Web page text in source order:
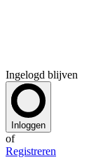
Ingelogd blijven
Inloggen
of
Registreren